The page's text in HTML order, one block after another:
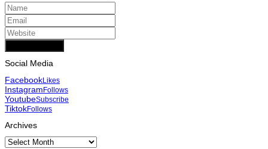
Social Media
FacebookLikes
InstagramFollows
YoutubeSubscribe
TiktokFollows
Archives
Archives